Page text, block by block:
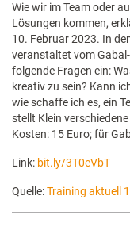
Wie wir im Team oder
Lösungen kommen,
10. Februar 2023. In
veranstaltet vom
folgende Fragen ein:
kreativ zu sein? Kann
wie schaffe ich es, ein
stellt Klein
Kosten: 15 Euro; für
Link: bit.ly/3T0eVbT
Quelle:Training aktuell